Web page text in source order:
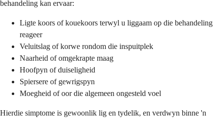
behandeling kan ervaar:
Ligte koors of kouekoors terwyl u liggaam op die behandeling
reageer
Veluitslag of korwe rondom die inspuitplek
Naarheid of omgekrapte maag
Hoofpyn of duiseligheid
Spiersere of gewrigspyn
Moegheid of oor die algemeen ongesteld voel
Hierdie simptome is gewoonlik lig en tydelik, en verdwyn binne 'n